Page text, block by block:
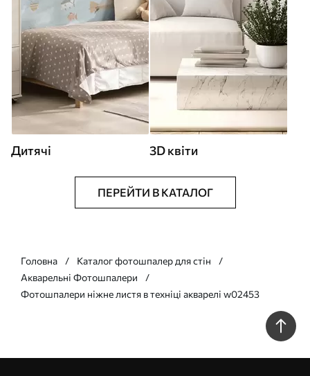
Дитячі 3D квіти
ПЕРЕЙТИ В КАТАЛОГ
Головна
Каталог фотошпалер для стін
Акварельні Фотошпалери
Фотошпалери ніжне листя в техніці акварелі w02453